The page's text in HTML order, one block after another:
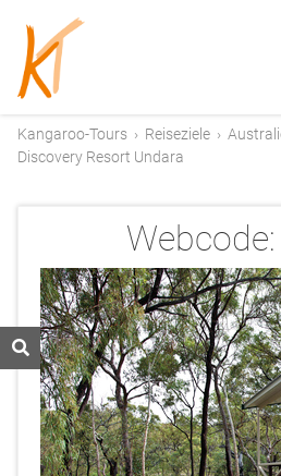
Kangaroo-Tours › Reiseziele ›
Discovery Resort Undara
Webcode: